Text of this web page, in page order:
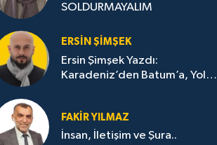
SOLDURMAYALIM
ERSIN ŞIMŞEK
Ersin Şimşek Yazdı:
Karadeniz’den Batum’a, Yolun
FAKIR YILMAZ
İnsan, İletişim ve Şura..